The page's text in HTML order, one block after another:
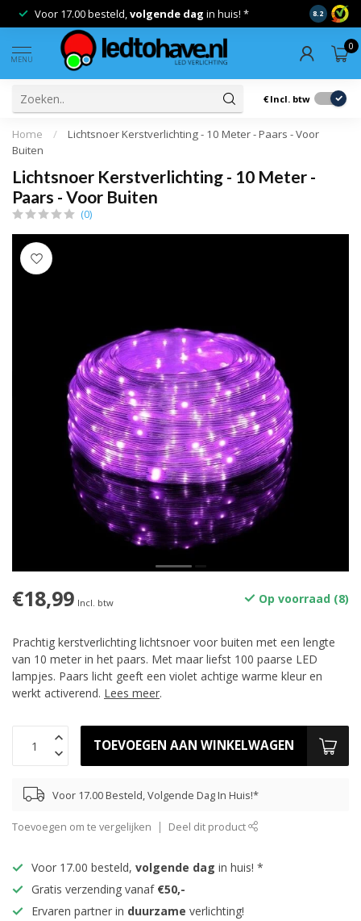
Voor 17.00 besteld,volgende dag in huis! * Gratis
8.2
MENU
0
€ Incl. btw
Home /
Lichtsnoer Kerstverlichting - 10 Meter - Paars - Voor
Buiten
Lichtsnoer Kerstverlichting - 10 Meter -
Paars - Voor Buiten
(0)
€18,99 Incl. btw Op voorraad (8)
Prachtig kerstverlichting lichtsnoer voor buiten met een lengte
van 10 meter in het paars. Met maar liefst 100 paarse LED
lampjes. Paars licht geeft een violet achtige warme kleur en
werkt activerend. Lees meer.
TOEVOEGEN AAN WINKELWAGEN
Voor 17.00 Besteld, Volgende Dag In Huis!*
Toevoegen om te vergelijken Deel dit product
Voor 17.00 besteld, volgende dag in huis! *
Gratis verzending vanaf €50,-
Ervaren partner in duurzame verlichting!